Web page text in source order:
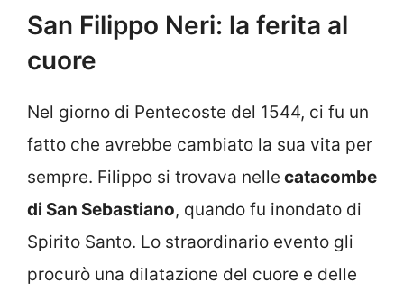
San Filippo Neri: la ferita al
cuore
Nel giorno di Pentecoste del 1544, ci fu un
fatto che avrebbe cambiato la sua vita per
sempre. Filippo si trovava nelle catacombe
di San Sebastiano, quando fu inondato di
Spirito Santo. Lo straordinario evento gli
procurò una dilatazione del cuore e delle